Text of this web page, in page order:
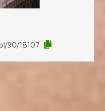
90/18107